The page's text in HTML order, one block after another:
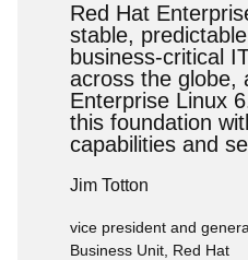
Red Hat
stable,
business-critical
across the globe,
Enterprise Linux
this foundation
capabilities and
Jim Totton
vice president and
Business Unit, Red Hat